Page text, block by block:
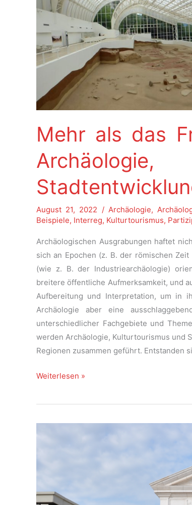
geistiges
Eigentum
Mehr als das
August 21, 2022 / Archäologie,
Beispiele, Interreg, Kulturtourismus,
Archäologischen Ausgrabungen haftet
sich an Epochen (z. B. der römischen
(wie z. B. der Industriearchäologie)
breitere öffentliche Aufmerksamkeit, und
Aufbereitung und Interpretation, um in
Archäologie aber eine
unterschiedlicher Fachgebiete und
werden Archäologie, Kulturtourismus und
Regionen zusammen geführt. Entstanden
Mehr
das
Tourismus
Stadtentwicklung
Weiterlesen »